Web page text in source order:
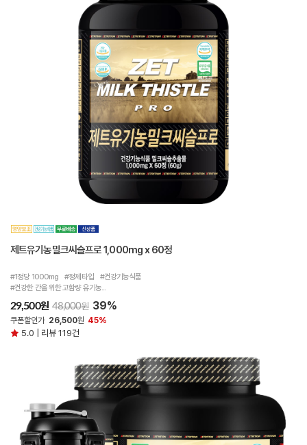
제트유기농밀크씨슬프로 1,000mg x 60정
#1정당 1000mg #정제타입 #건강기능식품
#건강한 간을 위한 고함량 유기농...
29,500원 48,000원 39%
쿠폰할인가 26,500원 45%
5.0 | 리뷰 119건